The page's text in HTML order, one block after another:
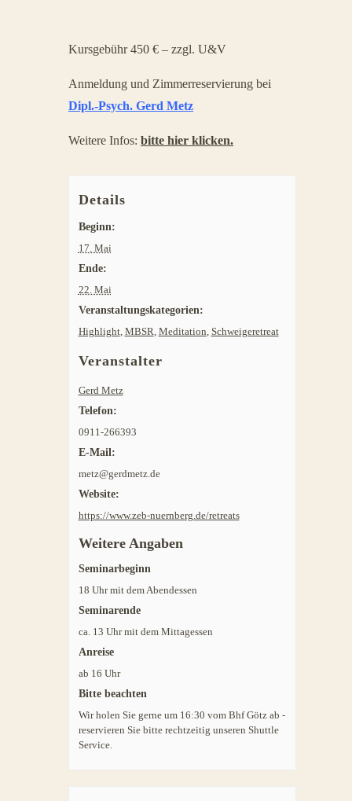
Kursgebühr 450 € – zzgl. U&V
Anmeldung und Zimmerreservierung bei
Dipl.-Psych. Gerd Metz
Weitere Infos: bitte hier klicken.
Details
Beginn:
17. Mai
Ende:
22. Mai
Veranstaltungskategorien:
Highlight, MBSR Meditation Schweigeretreat
Veranstalter
Gerd Metz
Telefon:
0911-266393
E-Mail:
metz@gerdmetz.de
Website:
https://www.zeb-nuernberg.de/retreats
Weitere Angaben
Seminarbeginn
18 Uhr mit dem Abendessen
Seminarende
ca. 13 Uhr mit dem Mittagessen
Anreise
ab 16 Uhr
Bitte beachten
Wir holen Sie gerne um 16:30 vom Bhf Götz ab -
reservieren Sie bitte rechtzeitig unseren Shuttle
Service.